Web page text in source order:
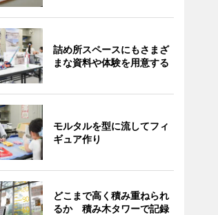
詰め所スペースにもさまざ
まな資料や体験を用意する
モルタルを型に流してフィ
ギュア作り
どこまで高く積み重ねられ
るか 積み木タワーで記録